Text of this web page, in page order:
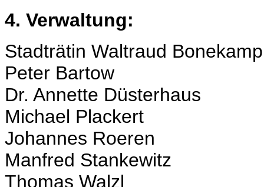
4. Verwaltung:
Stadträtin Waltraud Bonekamp
Peter Bartow
Dr. Annette Düsterhaus
Michael Plackert
Johannes Roeren
Manfred Stankewitz
Thomas Walzl